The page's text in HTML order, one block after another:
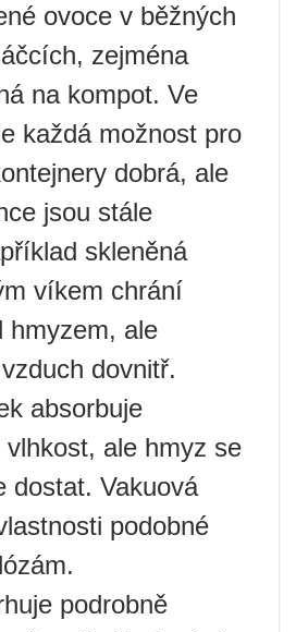
ovoce v běžných
zejména
na kompot. Ve
každá možnost pro
dobrá, ale
jsou stále
skleněná
víkem chrání
hmyzem, ale
dovnitř.
absorbuje
vlhkost, ale hmyz se
dostat. Vakuová
podobné
podrobně